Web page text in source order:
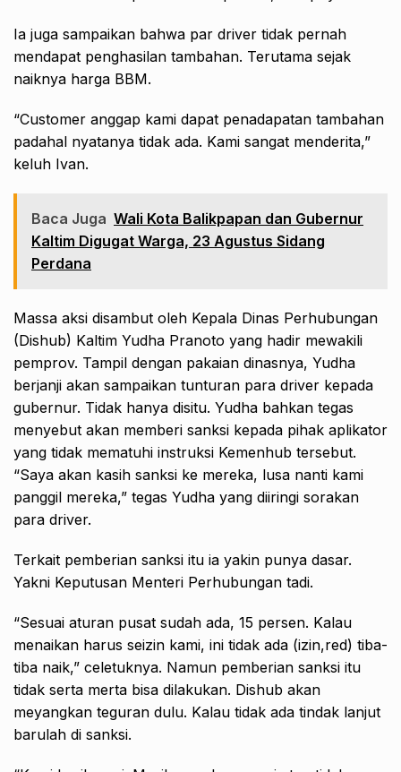
Ia juga sampaikan bahwa par driver tidak pernah
mendapat penghasilan tambahan. Terutama sejak
naiknya harga BBM.
“Customer anggap kami dapat penadapatan tambahan
padahal nyatanya tidak ada. Kami sangat menderita,”
keluh Ivan.
Baca Juga Wali Kota Balikpapan dan Gubernur
Kaltim Digugat Warga, 23 Agustus Sidang
Perdana
Massa aksi disambut oleh Kepala Dinas Perhubungan
(Dishub) Kaltim Yudha Pranoto yang hadir mewakili
pemprov. Tampil dengan pakaian dinasnya, Yudha
berjanji akan sampaikan tunturan para driver kepada
gubernur. Tidak hanya disitu. Yudha bahkan tegas
menyebut akan memberi sanksi kepada pihak aplikator
yang tidak mematuhi instruksi Kemenhub tersebut.
“Saya akan kasih sanksi ke mereka, lusa nanti kami
panggil mereka,” tegas Yudha yang diiringi sorakan
para driver.
Terkait pemberian sanksi itu ia yakin punya dasar.
Yakni Keputusan Menteri Perhubungan tadi.
“Sesuai aturan pusat sudah ada, 15 persen. Kalau
menaikan harus seizin kami, ini tidak ada (izin,red) tiba-
tiba naik,” celetuknya. Namun pemberian sanksi itu
tidak serta merta bisa dilakukan. Dishub akan
meyangkan teguran dulu. Kalau tidak ada tindak lanjut
barulah di sanksi.